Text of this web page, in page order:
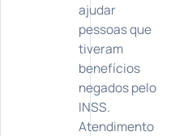
ajudar
pessoas que
tiveram
benefícios
negados pelo
INSS.
Atendimento